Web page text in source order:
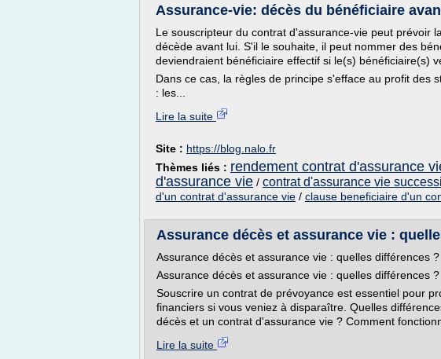
Assurance-vie: décès du bénéficiaire
Le souscripteur du contrat d'assurance-vie peut prévoir
décède avant lui. S'il le souhaite, il peut nommer des
deviendraient bénéficiaire effectif si le(s) bénéficiaire(s)
Dans ce cas, la règles de principe s'efface au profit des
: les...
Lire la suite
Site : https://blog.nalo.fr
Thèmes liés : rendement contrat d'assurance
d'assurance vie / contrat d'assurance vie
d'un contrat d'assurance vie / clause beneficiaire d'un
Assurance décès et assurance vie :
Assurance décès et assurance vie : quelles différences ?
Assurance décès et assurance vie : quelles différences ?
Souscrire un contrat de prévoyance est essentiel pour
financiers si vous veniez à disparaître. Quelles
décès et un contrat d'assurance vie ? Comment
Lire la suite